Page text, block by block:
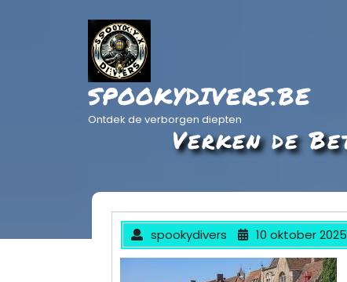
SPOOKYDIVERS.BE
Ontdek de verborgen diepten
Verken de
spookydivers 10 oktober 2025